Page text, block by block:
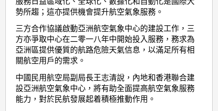
勢所趨；這亦提供機會提升航空氣象服務。
三方合作協議啟動亞洲航空氣象中心的建設工作，三
方亦爭取中心在二零一八年中開始投入服務，務求為
亞洲區提供優質的航路危險天氣信息，以滿足所有相
關航空用戶的需求。
中國民用航空局副局長王志清說，內地和香港聯合建
設亞洲航空氣象中心，將有助全面提高航空氣象服務
能力，對於民航發展起着積極推動作用。